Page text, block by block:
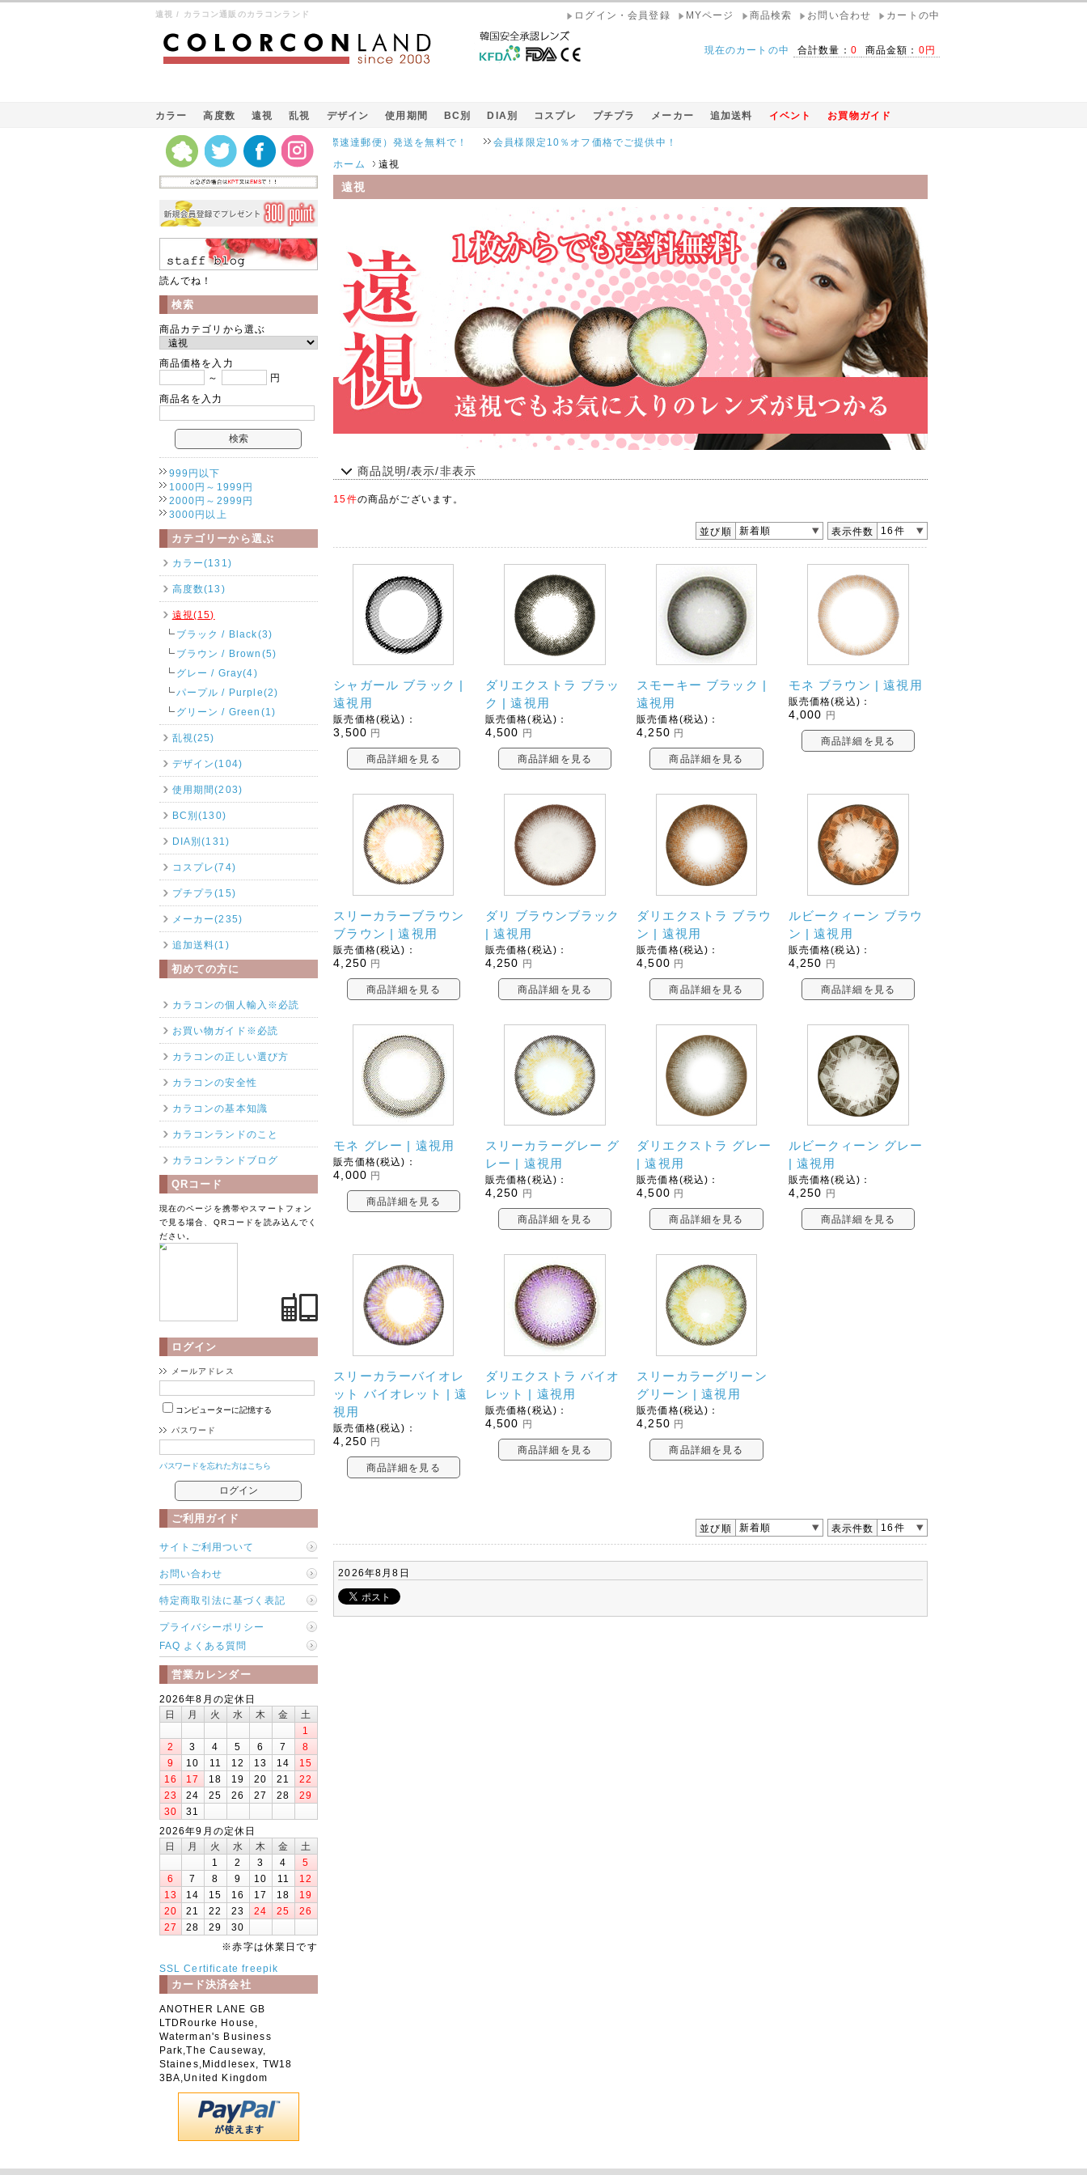
遠視 / カラコン通販のカラコンランド ログイン・会員登録 MYページ 商品検索 お問い合わせ カートの中
現在のカートの中 合計数量： 0 商品金額： 0円
カラー 高度数 遠視 乱視 デザイン 使用期間 BC別 DIA別 コスプレ プチプラ メーカー 追加送料 イベント お買物ガイド
Kパケット（韓国の国際速達郵便）発送を無料で！ 会員様限定10％オフ価格でご提供中！
ホーム 遠視
遠視
商品説明/表示/非表示
15件の商品がございます。
並び順 新着順 表示件数 16件
シャガール ブラック |
遠視用
販売価格(税込)：
3,500 円
商品詳細を見る
ダリエクストラ ブラッ
ク | 遠視用
販売価格(税込)：
4,500 円
商品詳細を見る
スモーキー ブラック |
遠視用
販売価格(税込)：
4,250 円
商品詳細を見る
モネ ブラウン | 遠視用
販売価格(税込)：
4,000 円
商品詳細を見る
スリーカラーブラウン
ブラウン | 遠視用
販売価格(税込)：
4,250 円
商品詳細を見る
ダリ ブラウンブラック
| 遠視用
販売価格(税込)：
4,250 円
商品詳細を見る
ダリエクストラ ブラウ
ン | 遠視用
販売価格(税込)：
4,500 円
商品詳細を見る
ルビークィーン ブラウ
ン | 遠視用
販売価格(税込)：
4,250 円
商品詳細を見る
モネ グレー | 遠視用
販売価格(税込)：
4,000 円
商品詳細を見る
スリーカラーグレー グ
レー | 遠視用
販売価格(税込)：
4,250 円
商品詳細を見る
ダリエクストラ グレー
| 遠視用
販売価格(税込)：
4,500 円
商品詳細を見る
ルビークィーン グレー
| 遠視用
販売価格(税込)：
4,250 円
商品詳細を見る
スリーカラーバイオレ
ット バイオレット | 遠
視用
販売価格(税込)：
4,250 円
商品詳細を見る
ダリエクストラ バイオ
レット | 遠視用
販売価格(税込)：
4,500 円
商品詳細を見る
スリーカラーグリーン
グリーン | 遠視用
販売価格(税込)：
4,250 円
商品詳細を見る
並び順 新着順 表示件数 16件
2026年8月8日
読んでね！
検索
商品カテゴリから選ぶ
商品価格を入力
～
円
商品名を入力
999円以下
1000円～1999円
2000円～2999円
3000円以上
カテゴリーから選ぶ
カラー(131)
高度数(13)
遠視(15)
ブラック / Black(3)
ブラウン / Brown(5)
グレー / Gray(4)
パープル / Purple(2)
グリーン / Green(1)
乱視(25)
デザイン(104)
使用期間(203)
BC別(130)
DIA別(131)
コスプレ(74)
プチプラ(15)
メーカー(235)
追加送料(1)
初めての方に
カラコンの個人輸入※必読
お買い物ガイド※必読
カラコンの正しい選び方
カラコンの安全性
カラコンの基本知識
カラコンランドのこと
カラコンランドブログ
QRコード
現在のページを携帯やスマートフォン
で見る場合、QRコードを読み込んでく
ださい。
ログイン
メールアドレス
コンピューターに記憶する
パスワード
パスワードを忘れた方はこちら
ご利用ガイド
サイトご利用ついて
お問い合わせ
特定商取引法に基づく表記
プライバシーポリシー
FAQ よくある質問
営業カレンダー
2026年8月の定休日
日
月 火 水 木 金
土
1
2
3 4 5 6 7
8
9
10 11 12 13 14
15
16
17 18 19 20 21
22
23
24 25 26 27 28
29
30
31
2026年9月の定休日
日
月 火 水 木 金
土
1
2 3 4
5
6
7 8 9 10 11
12
13
14 15 16 17 18
19
20
21 22 23 24 25
26
27
28 29
30
※赤字は休業日です
SSL Certificate freepik
カード決済会社
ANOTHER LANE GB
LTDRourke House,
Waterman's Business
Park,The Causeway,
Staines,Middlesex, TW18
3BA,United Kingdom